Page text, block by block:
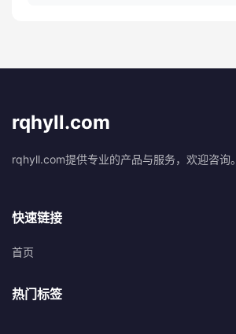
rqhyll.com
rqhyll.com提供专业的产品与服务，欢迎咨询。
快速链接
首页
热门标签